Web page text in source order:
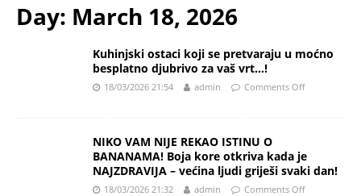
Day: March 18, 2026
Kuhinjski ostaci koji se pretvaraju u moćno
besplatno djubrivo za vaš vrt…!
18/03/2026 21:54 admin Comments Off
NIKO VAM NIJE REKAO ISTINU O
BANANAMA! Boja kore otkriva kada je
NAJZDRAVIJA – većina ljudi griješi svaki dan!
18/03/2026 21:32 admin Comments Off